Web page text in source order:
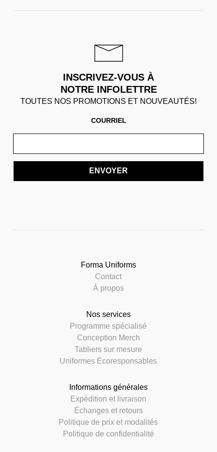
INSCRIVEZ-VOUS À
NOTRE INFOLETTRE
TOUTES NOS PROMOTIONS ET NOUVEAUTÉS!
COURRIEL
ENVOYER
Forma Uniforms
Contact
À propos
Nos services
Programme spécialisé
Conception Merch
Tabliers sur mesure
Uniformes Écoresponsables
Informations générales
Expédition et livraison
Échanges et retours
Politique de prix et modalités
Politique de confidentialité